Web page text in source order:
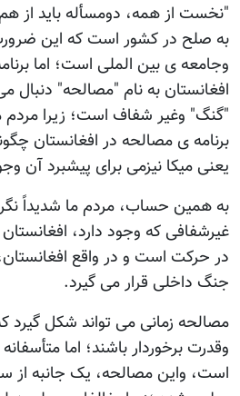
"نخست از همه، دومسأله باید از
به صلح در کشور است که این
وجامعه ی بین الملی است؛ اما
افغانستان به نام "مصالحه" دنبال
"گنگ" وغیر شفاف است؛ زیرا مردم
برنامه ی مصالحه در افغانستان
یعنی میکا نیزمی برای پیشبرد آن
به همین حساب، مردم ما شدیداً
غیرشفافی که وجود دارد،
در حرکت است و در واقع
جنگ داخلی قرار می گیرد.
مصالحه زمانی می تواند شکل گیرد
وقدرت برخوردار باشند؛ اما
است، واین مصالحه، یک جانبه از